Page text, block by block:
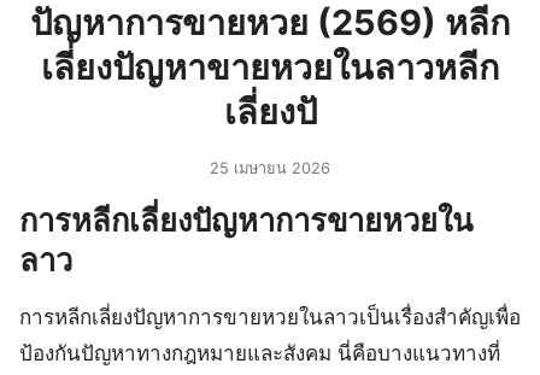
ปัญหาการขายหวย (2569) หลีก
เลี่ยงปัญหาขายหวยในลาวหลีก
เลี่ยงปั
25 เมษายน 2026
การหลีกเลี่ยงปัญหาการขายหวยใน
ลาว
การหลีกเลี่ยงปัญหาการขายหวยในลาวเป็นเรื่องสคัญเพื่อ
ป้องกันปัญหาทางกฎหมายและสังคม นี่คือบางแนวทางที่